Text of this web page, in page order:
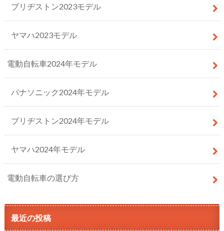
ブリヂストン2023モデル
ヤマハ2023モデル
電動自転車2024年モデル
パナソニック2024年モデル
ブリヂストン2024年モデル
ヤマハ2024年モデル
電動自転車の選び方
最近の投稿